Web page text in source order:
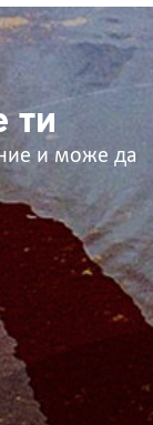
ти
и може да